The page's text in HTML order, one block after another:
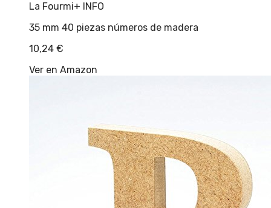
La Fourmi+ INFO
35 mm 40 piezas números de madera
10,24 €
Ver en Amazon